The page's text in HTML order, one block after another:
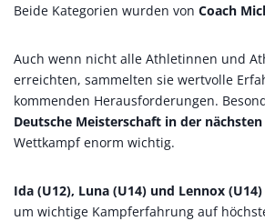
Beide Kategorien wurden von Coach
Auch wenn nicht alle Athletinnen und
erreichten, sammelten sie wertvolle
kommenden Herausforderungen.
Deutsche Meisterschaft in der nächsten
Wettkampf enorm wichtig.
Ida (U12), Luna (U14) und Lennox (U14)
um wichtige Kampferfahrung auf